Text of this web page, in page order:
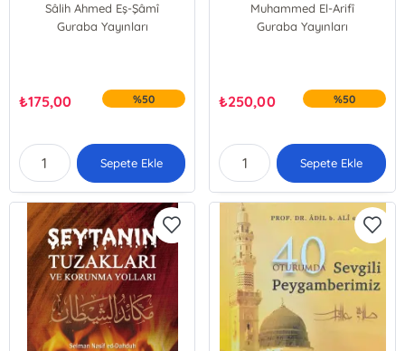
Sâlih Ahmed Eş-Şâmî
Guraba Yayınları
₺175,00 %50
Sepete Ekle
Muhammed El-Arifî
Guraba Yayınları
₺250,00 %50
Sepete Ekle